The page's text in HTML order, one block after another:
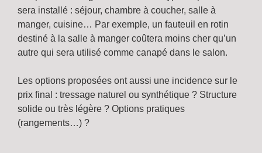
sera installé : séjour, chambre à coucher, salle à
manger, cuisine… Par exemple, un fauteuil en rotin
destiné à la salle à manger coûtera moins cher qu’un
autre qui sera utilisé comme canapé dans le salon.
Les options proposées ont aussi une incidence sur le
prix final : tressage naturel ou synthétique ? Structure
solide ou très légère ? Options pratiques
(rangements…) ?